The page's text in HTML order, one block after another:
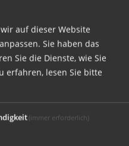
Benutzernamen
auf dieser Website
Sie haben das
Sie die Dienste, wie Sie
erfahren, lesen Sie bitte
(immer erforderlich)